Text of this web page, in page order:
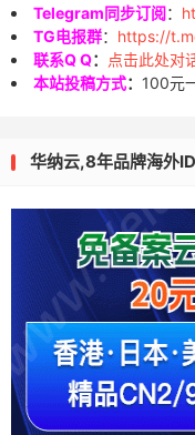
Telegram同步订阅：
TG电报群： https://
联系Q Q：
点击此处对
本站投稿方式： 100元
华纳云,8年品牌海外